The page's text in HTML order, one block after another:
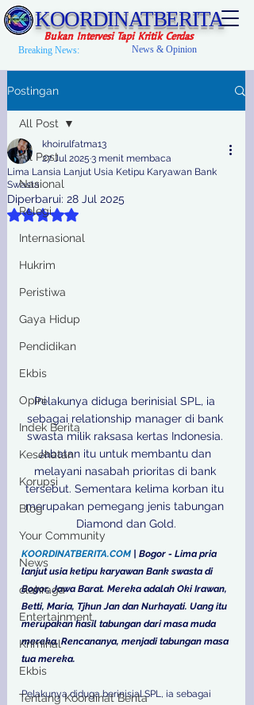
KOORDINATBERITA
Bukan Intervesi Tapi Kritik Cerdas
Breaking News: News & Opinion
Postingan
All Post
Nasional
Relegi
Internasional
Hukrim
Peristiwa
Gaya Hidup
Pendidikan
Ekbis
Opini
Indek Berita
Kesehatan
Korupsi
Blog
Your Community
News
olahraga
Entertainment
Kriminal
Ekbis
Tentang Koordinat Berita
All Post
Lima Lansia Lanjut Usia Ketipu Karyawan Bank
Swasta
khoirulfatma13
27 Jul 2025 3 menit membaca
Diperbarui: 28 Jul 2025
Dinilai NaN dari 5 bintang.
Pelakunya diduga berinisial SPL, ia
sebagai relationship manager di bank
swasta milik raksasa kertas Indonesia.
Jabatan itu untuk membantu dan
melayani nasabah prioritas di bank
tersebut. Sementara kelima korban itu
merupakan pemegang jenis tabungan
Diamond dan Gold.
KOORDINATBERITA.COM | Bogor - Lima pria
lanjut usia ketipu karyawan Bank swasta di
Bogor, Jawa Barat. Mereka adalah Oki Irawan,
Betti, Maria, Tjhun Jan dan Nurhayati. Uang itu
merupakan hasil tabungan dari masa muda
mereka. Rencananya, menjadi tabungan masa
tua mereka.
Pelakunya diduga berinisial SPL, ia sebagai